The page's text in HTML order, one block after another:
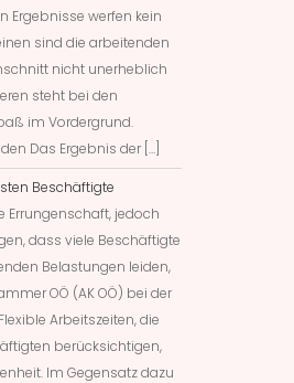
Ergebnisse werfen kein
sind die arbeitenden
nicht unerheblich
steht bei den
im Vordergrund.
Das Ergebnis der […]
Beschäftigte
Errungenschaft, jedoch
dass viele Beschäftigte
Belastungen leiden,
OÖ (AK OÖ) bei der
Arbeitszeiten, die
berücksichtigen,
Im Gegensatz dazu